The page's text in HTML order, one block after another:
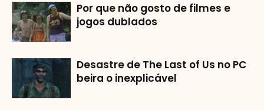
Por que não gosto de filmes e
jogos dublados
Desastre de The Last of Us no PC
beira o inexplicável